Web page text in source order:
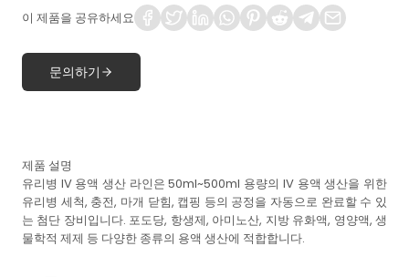
이 제품을 공유하세요
문의하기
제품 설명
유리병 IV 용액 생산 라인은 50ml~500ml 용량의 IV 용액 생산을 위한
유리병 세척, 충전, 마개 닫힘, 캡핑 등의 공정을 자동으로 완료할 수 있
는 첨단 장비입니다. 포도당, 항생제, 아미노산, 지방 유화액, 영양액, 생
물학적 제제 등 다양한 종류의 용액 생산에 적합합니다.